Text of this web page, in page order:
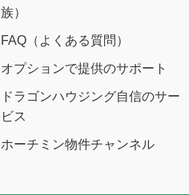
族）
FAQ（よくある質問）
オプションで提供のサポート
ドラゴンハウジング自信のサー
ビス
ホーチミン物件チャンネル